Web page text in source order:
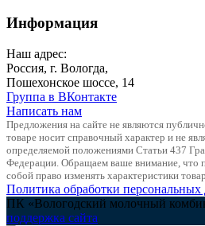
Информация
Наш адрес:
Россия, г. Вологда,
Пошехонское шоссе, 14
Группа в ВКонтакте
Написать нам
Предложения на сайте не являются
товаре носит справочный характер и не
определяемой положениями Статьи 437
Федерации. Обращаем ваше внимание, что
собой право изменять характеристики
Политика обработки
ПК «Вологодский молочный
поддержка сайта